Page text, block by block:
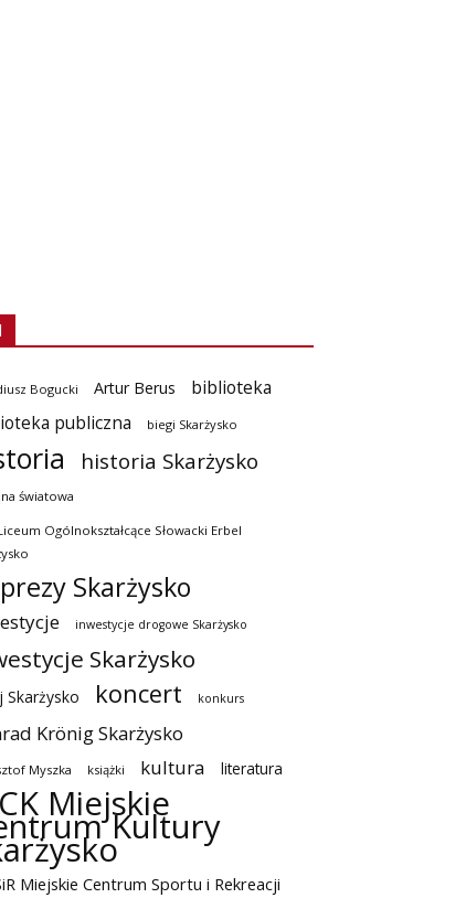
Bogucki Artur Berus
biblioteka
publiczna
biegi Skarżysko
historia Skarżysko
światowa
Ogólnokształcące Słowacki Erbel
Skarżysko
inwestycje drogowe Skarżysko
Skarżysko
Skarżysko koncert konkurs
Krönig Skarżysko
Myszka książki kultura literatura
Miejskie
Kultury
Miejskie Centrum Sportu i Rekreacji